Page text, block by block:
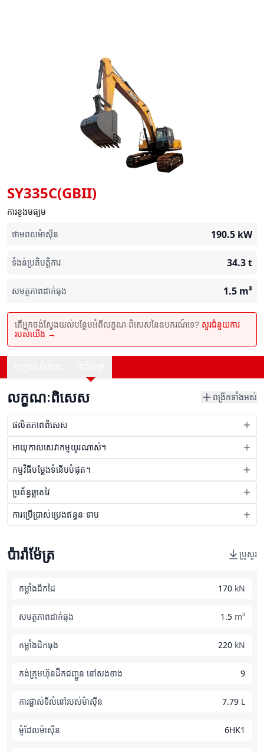
SY335C(GBII)
ការខួងមធ្យម
ថាមពលម៉ាស៊ីន
190.5 kW
ទំងន់ប្រតិបត្តិការ 34.3t
សមត្ថភាពដាក់ធុង 1.5 m³
តើអ្នកចង់ស្វែងយល់បន្ថែមអំពីលក្ខណៈពិសេសនៃឧបករណ៍ទេ? សួរជំនួយការ
របស់យើង →
លក្ខណៈពិសេស ពង្រីកទាំងអស់
ផលិតភាពពិសេស
អាយុកាលសេវាកម្មយូរណាស់។
កម្មវិធីបម្លែងទំនើបបំផុត។
ប្រព័ន្ធឆ្លាតវៃ
ការប្រើប្រាស់ប្រេងឥន្ធនៈទាប
ប៉ារ៉ាម៉ែត្រ ប្រូសួរ
កម្លាំងជីកដៃ 170 kN
សមត្ថភាពដាក់ធុង 1.5 m³
កម្លាំងជីកធុង 220 kN
កង់ក្រុមហ៊ុនដឹកជញ្ជូន នៅសងខាង 9
ការផ្លាស់ទីលំនៅរបស់ម៉ាស៊ីន 7.79 L
ម៉ូដែលម៉ាស៊ីន 6HK1